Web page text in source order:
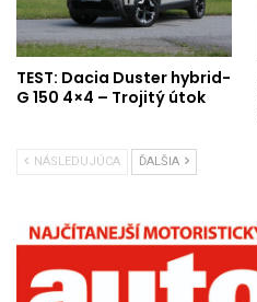
TEST: Dacia Duster hybrid-
G 150 4×4 – Trojitý útok
NÁSLEDUJÚCA ĎALŠIA